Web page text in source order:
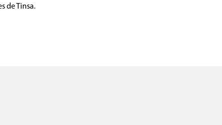
de Tinsa.